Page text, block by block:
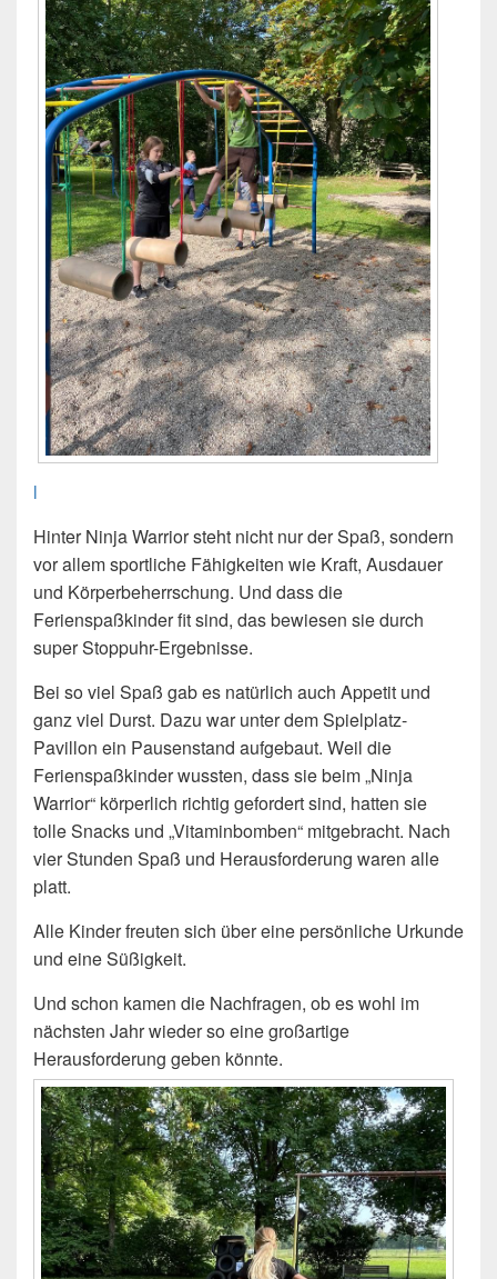
l
Hinter Ninja Warrior steht nicht nur der Spaß, sondern
vor allem sportliche Fähigkeiten wie Kraft, Ausdauer
und Körperbeherrschung. Und dass die
Ferienspaßkinder fit sind, das bewiesen sie durch
super Stoppuhr-Ergebnisse.
Bei so viel Spaß gab es natürlich auch Appetit und
ganz viel Durst. Dazu war unter dem Spielplatz-
Pavillon ein Pausenstand aufgebaut. Weil die
Ferienspaßkinder wussten, dass sie beim „Ninja
Warrior“ körperlich richtig gefordert sind, hatten sie
tolle Snacks und „Vitaminbomben“ mitgebracht. Nach
vier Stunden Spaß und Herausforderung waren alle
platt.
Alle Kinder freuten sich über eine persönliche Urkunde
und eine Süßigkeit.
Und schon kamen die Nachfragen, ob es wohl im
nächsten Jahr wieder so eine großartige
Herausforderung geben könnte.